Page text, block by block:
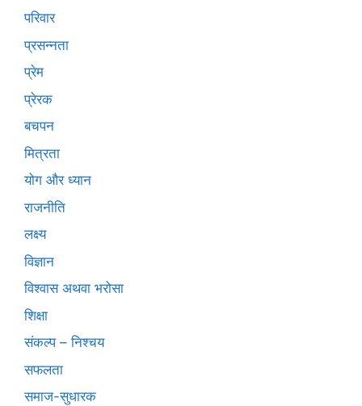
परिवार
प्रसन्नता
प्रेम
प्रेरक
बचपन
मित्रता
योग और ध्यान
राजनीति
लक्ष्य
विज्ञान
विश्वास अथवा भरोसा
शिक्षा
संकल्प – निश्चय
सफलता
समाज-सुधारक